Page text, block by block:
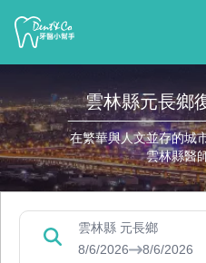
雲林縣元長鄉
在繁華與人文並存的城
雲林縣醫
雲林縣 元長鄉
8/6/2026
8/6/2026